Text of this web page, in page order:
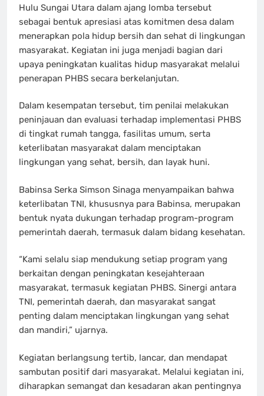
Hulu Sungai Utara dalam ajang lomba tersebut
sebagai bentuk apresiasi atas komitmen desa dalam
menerapkan pola hidup bersih dan sehat di lingkungan
masyarakat. Kegiatan ini juga menjadi bagian dari
upaya peningkatan kualitas hidup masyarakat melalui
penerapan PHBS secara berkelanjutan.
Dalam kesempatan tersebut, tim penilai melakukan
peninjauan dan evaluasi terhadap implementasi PHBS
di tingkat rumah tangga, fasilitas umum, serta
keterlibatan masyarakat dalam menciptakan
lingkungan yang sehat, bersih, dan layak huni.
Babinsa Serka Simson Sinaga menyampaikan bahwa
keterlibatan TNI, khususnya para Babinsa, merupakan
bentuk nyata dukungan terhadap program-program
pemerintah daerah, termasuk dalam bidang kesehatan.
“Kami selalu siap mendukung setiap program yang
berkaitan dengan peningkatan kesejahteraan
masyarakat, termasuk kegiatan PHBS. Sinergi antara
TNI, pemerintah daerah, dan masyarakat sangat
penting dalam menciptakan lingkungan yang sehat
dan mandiri,” ujarnya.
Kegiatan berlangsung tertib, lancar, dan mendapat
sambutan positif dari masyarakat. Melalui kegiatan ini,
diharapkan semangat dan kesadaran akan pentingnya